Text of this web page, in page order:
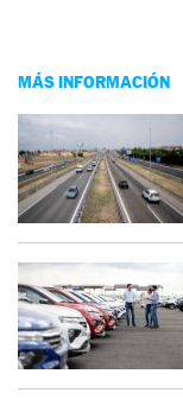
MÁS INFORMACIÓN